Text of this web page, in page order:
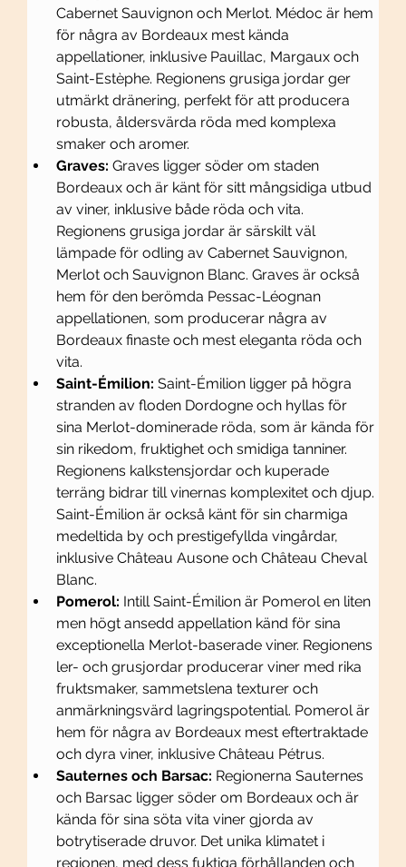
Cabernet Sauvignon och Merlot. Médoc är hem
för några av Bordeaux mest kända
appellationer, inklusive Pauillac, Margaux och
Saint-Estèphe. Regionens grusiga jordar ger
utmärkt dränering, perfekt för att producera
robusta, åldersvärda röda med komplexa
smaker och aromer.
Graves: Graves ligger söder om staden
Bordeaux och är känt för sitt mångsidiga utbud
av viner, inklusive både röda och vita.
Regionens grusiga jordar är särskilt väl
lämpade för odling av Cabernet Sauvignon,
Merlot och Sauvignon Blanc. Graves är också
hem för den berömda Pessac-Léognan
appellationen, som producerar några av
Bordeaux finaste och mest eleganta röda och
vita.
Saint-Émilion: Saint-Émilion ligger på högra
stranden av floden Dordogne och hyllas för
sina Merlot-dominerade röda, som är kända för
sin rikedom, fruktighet och smidiga tanniner.
Regionens kalkstensjordar och kuperade
terräng bidrar till vinernas komplexitet och djup.
Saint-Émilion är också känt för sin charmiga
medeltida by och prestigefyllda vingårdar,
inklusive Château Ausone och Château Cheval
Blanc.
Pomerol: Intill Saint-Émilion är Pomerol en liten
men högt ansedd appellation känd för sina
exceptionella Merlot-baserade viner. Regionens
ler- och grusjordar producerar viner med rika
fruktsmaker, sammetslena texturer och
anmärkningsvärd lagringspotential. Pomerol är
hem för några av Bordeaux mest eftertraktade
och dyra viner, inklusive Château Pétrus.
Sauternes och Barsac: Regionerna Sauternes
och Barsac ligger söder om Bordeaux och är
kända för sina söta vita viner gjorda av
botrytiserade druvor. Det unika klimatet i
regionen, med dess fuktiga förhållanden och